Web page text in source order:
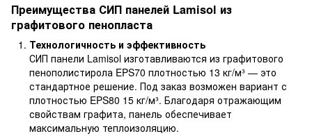
Преимущества СИП панелей Lamisol из
графитового пенопласта
Технологичность и эффективность
СИП панели Lamisol изготавливаются из графитового
пенополистирола EPS70 плотностью 13 кг/м³ — это
стандартное решение. Под заказ возможен вариант с
плотностью EPS80 15 кг/м³. Благодаря отражающим
свойствам графита, панель обеспечивает
максимальную теплоизоляцию.